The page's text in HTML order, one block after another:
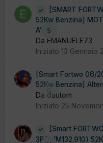
5
[SMART
52Kw Benzina]
AVVIA
Da EMANUELE73
Iniziato 13 Gennaio
[Smart Fortwo 06/
52Kw Benzina]
Da dautom
Iniziato 25
[Smart
3B21 (M132.910)